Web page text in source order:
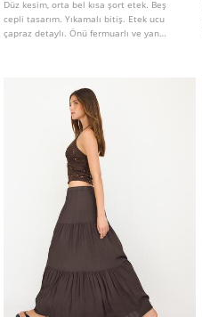
Düz kesim, orta bel kısa şort etek. Beş
cepli tasarım. Yıkamalı bitiş. Etek ucu
çapraz detaylı. Önü fermuarlı ve yan